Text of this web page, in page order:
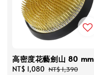
高密度花藝劍山 80 mm
Sale
NT$ 1,080 Regular
NT$ 1,390